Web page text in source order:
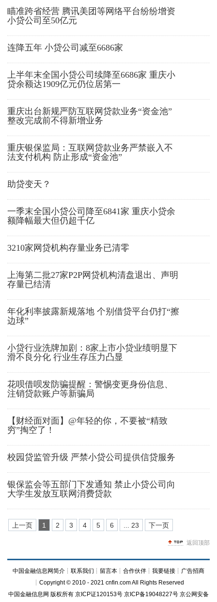
瞄准跨省经营 腾讯美团等网络平台纷纷增资
小贷公司至50亿元
连降五年 小贷公司减至6686家
上半年末全国小贷公司续降至6686家 重庆小
贷余额达1909亿元仍位居第一
重庆出台新规严防互联网贷款业务“资金池”
整改完成前不得新增业务
重庆银保监局：互联网贷款业务严禁嵌入不
法支付机构 防止形成“资金池”
助贷变天？
一季末全国小贷公司降至6841家 重庆小贷余
额降幅最大但仍超千亿
3210家网贷机构存量业务已清零
上海第二批27家P2P网贷机构清盘退出、声明
存量已结清
年化利率披露新规落地 个别借贷平台仍打“擦
边球”
小贷行业洗牌加剧：8家上市小贷业绩明显下
滑不良分化 行业生存压力凸显
花呗借呗发防骗提醒：警惕变更身份信息、
注销贷款账户等新骗局
【财经面对面】@年轻的你，不要被“精致
穷”掏空了！
校园贷监管升级 严禁小贷公司提供信贷服务
银保监会等五部门下发通知 禁止小贷公司向
大学生发放互联网消费贷款
上一页 1 2 3 4 5 6 ... 23 下一页
返回顶部
中国金融信息网简介 ┊ 联系我们 ┊ 留言本 ┊ 合作伙伴 ┊ 我要链接 ┊ 广告招商
┊Copyright © 2010 - 2021 cnfin.com All Rights Reserved
中国金融信息网 版权所有 京ICP证120153号 京ICP备19048227号 京公网安备